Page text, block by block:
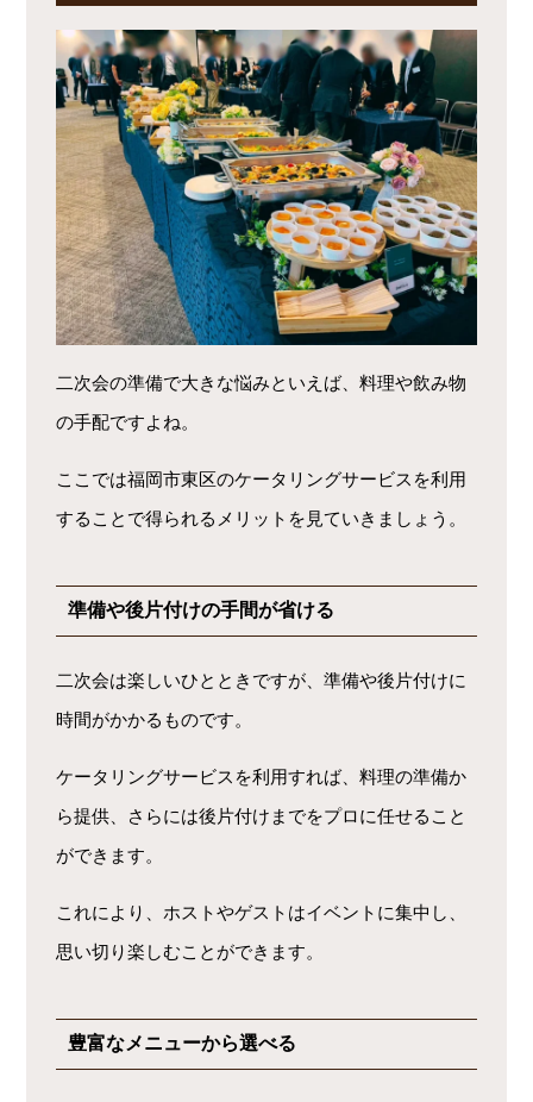
二次会の準備で大きな悩みといえば、料理や飲み物
の手配ですよね。
ここでは福岡市東区のケータリングサービスを利用
することで得られるメリットを見ていきましょう。
準備や後片付けの手間が省ける
二次会は楽しいひとときですが、準備や後片付けに
時間がかかるものです。
ケータリングサービスを利用すれば、料理の準備か
ら提供、さらには後片付けまでをプロに任せること
ができます。
これにより、ホストやゲストはイベントに集中し、
思い切り楽しむことができます。
豊富なメニューから選べる